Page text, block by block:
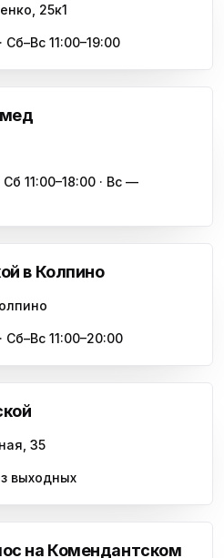
87-3
в Колпино
28, Всеволожск
25к1
Сб–Вс 11:00–19:00
Сб 11:00–18:00 · Вс —
в Колпино
Сб–Вс 11:00–20:00
35
выходных
на Комендантском